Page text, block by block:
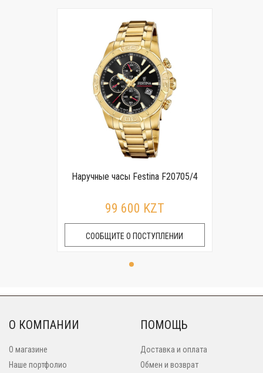
Наручные часы Festina F20705/4
99 600 KZT
СООБЩИТЕ О ПОСТУПЛЕНИИ
О КОМПАНИИ
О магазине
Наше портфолио
ПОМОЩЬ
Доставка и оплата
Обмен и возврат